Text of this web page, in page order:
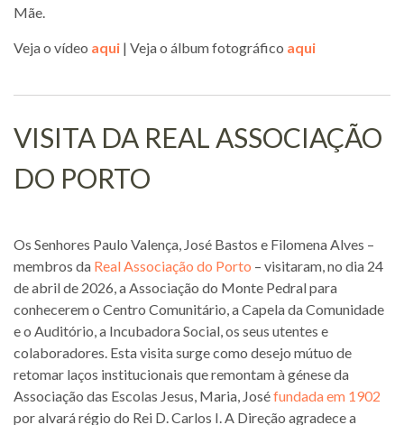
Mãe.
Veja o vídeo aqui | Veja o álbum fotográfico aqui
VISITA DA REAL ASSOCIAÇÃO
DO PORTO
Os Senhores Paulo Valença, José Bastos e Filomena Alves –
membros da Real Associação do Porto – visitaram, no dia 24
de abril de 2026, a Associação do Monte Pedral para
conhecerem o Centro Comunitário, a Capela da Comunidade
e o Auditório, a Incubadora Social, os seus utentes e
colaboradores. Esta visita surge como desejo mútuo de
retomar laços institucionais que remontam à génese da
Associação das Escolas Jesus, Maria, Joséfundada em 1902
por alvará régio do Rei D. Carlos I. A Direção agradece a